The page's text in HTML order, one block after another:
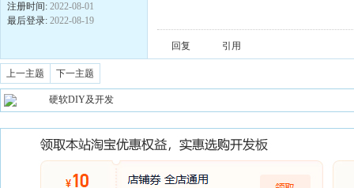
注册时间: 2022-08-01
最后登录: 2022-08-19
回复 引用
上一主题 下一主题
硬软DIY及开发